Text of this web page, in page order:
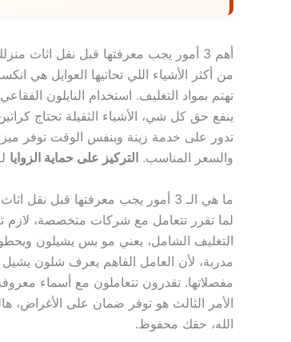
أهم 3 أمور يجب معرفتها قبل نقل اثاث منزلك بالكويت لتجنب الخدوش والكسور
من أكثر الأشياء اللي تحاتيها العوايل هي
تهتم بمواد التغليف. استخدام النايلون
ينفع حق كل شي، الأشياء الثقيلة تحتاج
تدور على خدمة زينة وبنفس الوقت توفر
والسعر المناسب. التركيز على حماية الزوايا
ما هي الـ 3 أمور يجب معرفتها قبل نقل اثاث منزلك بالكويت مع شركات التغليف؟
لما تقرر تتعامل مع شركات متخصصة،
التغليف الشامل، يعني مو بس يشيلون
مدربة، لأن العامل الفاهم يعرف شلون
مفصلاتها. تقدرون تتعاملون مع أسماء
الأمر الثالث هو توفر ضمان على
الله، حقك محفوظ.